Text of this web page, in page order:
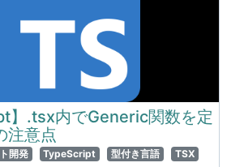
】.tsx内でGeneric関数を定
注意点
開発 TypeScript 型付き言語
TSX